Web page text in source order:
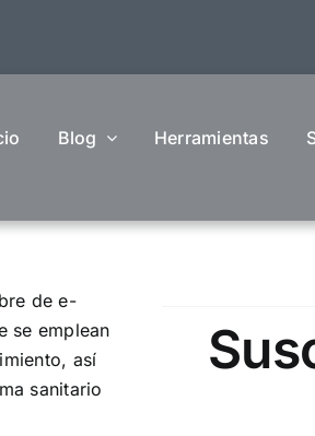
Blog Herramientas
de e-
se emplean
así
sanitario